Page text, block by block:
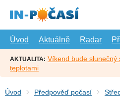
hlavní
Úvod
Aktuálně Radar
AKTUALITA: Víkend bude
teplotami
Úvod Předpověď počasí